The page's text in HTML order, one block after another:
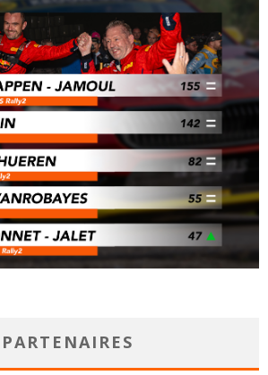
PARTENAIRES